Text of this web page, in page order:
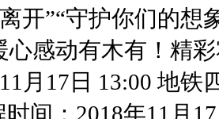
开”“守护你们的想
心感动有木有！精
月17日 13:00 地铁
时间：2018年11月